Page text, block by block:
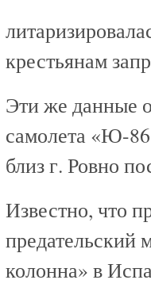
крестьянам
Эти же данные
самолета «Ю-
близ г. Ровно
Известно, что
предательский
колонна» в